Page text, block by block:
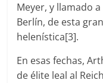
Meyer, y llamado
Berlín, de esta
helenística[3].
En esas fechas,
de élite leal al